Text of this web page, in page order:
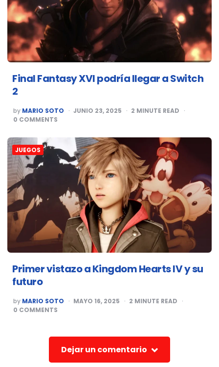
Final Fantasy XVI podría llegar a Switch
2
POSTED
BY
by MARIO SOTO JUNIO 23, 2025 2 MINUTE READ
0 COMMENTS
JUEGOS
Primer vistazo a Kingdom Hearts IV y su
futuro
POSTED
BY
by MARIO SOTO MAYO 16, 2025 2 MINUTE READ
0 COMMENTS
Dejar un comentario